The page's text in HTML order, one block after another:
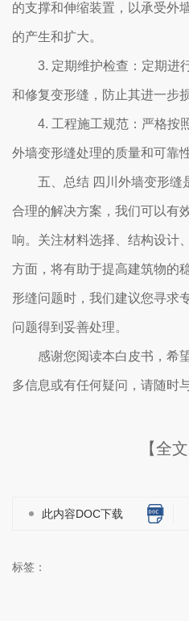
的支撑和伸缩装置，以承受外
的产生和扩大。
3. 定期维护检查：定期进
和修复变形缝，防止其进一步
4. 工程施工规范：严格按
外墙变形缝处理的质量和可靠性
五、总结 四川外墙变形缝
合理的解决方案，我们可以有
响。关注材料选择、结构设计
方面，将有助于提高建筑物的
形缝问题时，我们建议您寻求
问题得到妥善处理。
感谢您阅读本白皮书，希
多信息或有任何疑问，请随时
【全
此内容DOC下载
标签：